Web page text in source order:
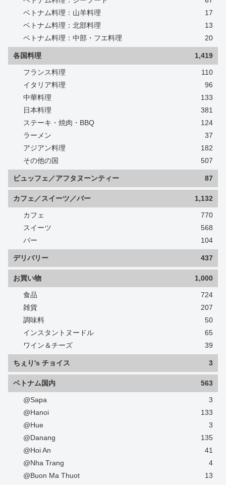
ベトナム料理：山羊料理
17
ベトナム料理：北部料理
13
ベトナム料理：中部・フエ料理
20
各国料理 1,419
フランス料理
110
イタリア料理
96
中華料理
133
日本料理
381
ステーキ・焼肉・BBQ
124
ラーメン
37
アジアン料理
182
その他の国
507
ビュッフェ／アフタヌーンティー 87
カフェ／スイーツ／バー 1,132
カフェ
770
スイーツ
568
バー
104
デリバリー 437
お買い物 1,000
食品
724
雑貨
207
調味料
50
インスタントヌードル
65
ワイン＆チーズ
39
ちぇり's チョイス 3
ベトナム国内 563
@Sapa
3
@Hanoi
133
@Hue
3
@Danang
135
@Hoi An
41
@Nha Trang
4
@Buon Ma Thuot
13